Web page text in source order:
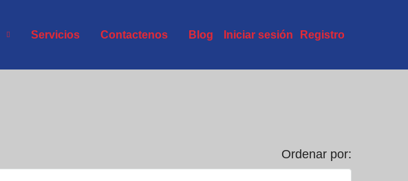
Servicios Contactenos Blog Iniciar sesión Registro
Ordenar por: